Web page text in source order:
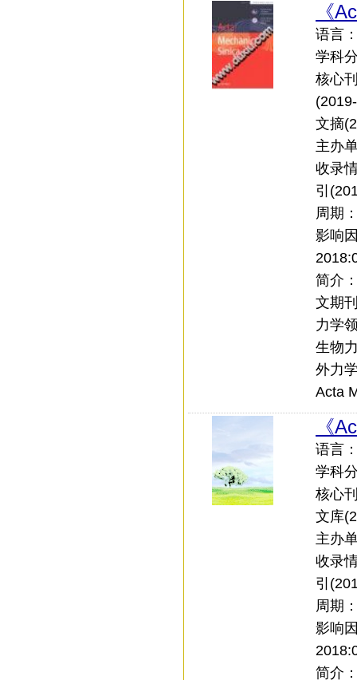
《
语言
学科
核心
文摘
主办
收录
引
周期
影响
简介
文期
力学
生物
外力
Acta
《
语言
学科
核心
文库
主办
收录
引
周期
影响
简介